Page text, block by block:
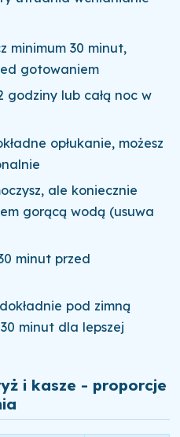
minimum 30 minut,
gotowaniem
godziny lub całą noc w
opłukanie, możesz
ale koniecznie
gorącą wodą (usuwa
minut przed
pod zimną
minut dla lepszej
i kasze - proporcje